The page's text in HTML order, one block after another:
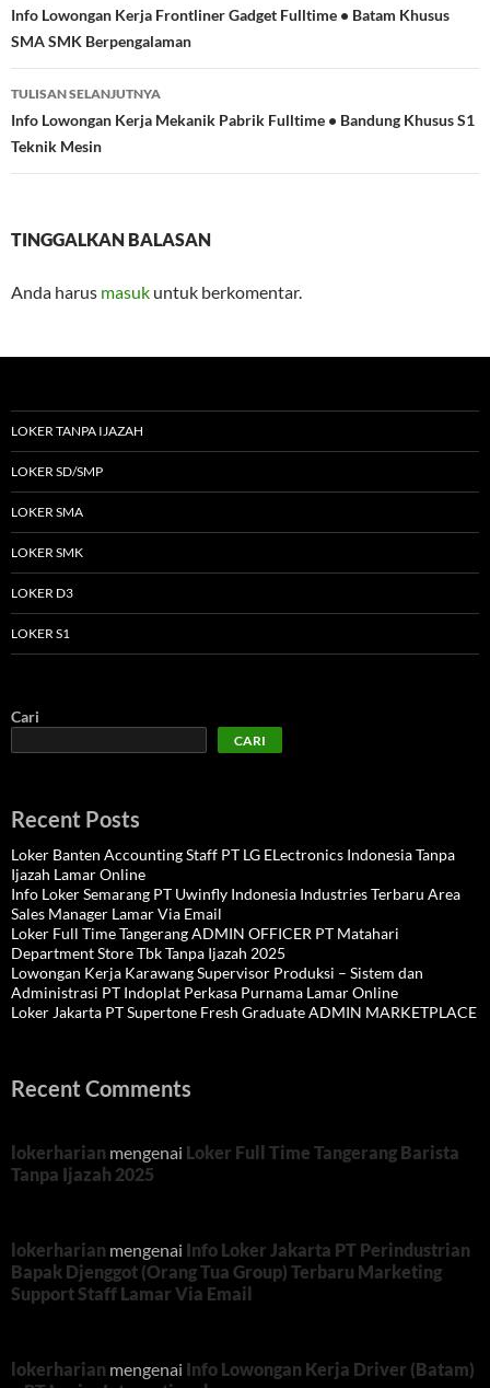
Tulisan
Info Lowongan Kerja Frontliner Gadget Fulltime • Batam Khusus
SMA SMK Berpengalaman
TULISAN SELANJUTNYA
Info Lowongan Kerja Mekanik Pabrik Fulltime • Bandung Khusus S1
Teknik Mesin
TINGGALKAN BALASAN
Anda harus masuk untuk berkomentar.
LOKER TANPA IJAZAH
LOKER SD/SMP
LOKER SMA
LOKER SMK
LOKER D3
LOKER S1
Cari
CARI
Recent Posts
Loker Banten Accounting Staff PT LG ELectronics Indonesia Tanpa
Ijazah Lamar Online
Info Loker Semarang PT Uwinfly Indonesia Industries Terbaru Area
Sales Manager Lamar Via Email
Loker Full Time Tangerang ADMIN OFFICER PT Matahari
Department Store Tbk Tanpa Ijazah 2025
Lowongan Kerja Karawang Supervisor Produksi – Sistem dan
Administrasi PT Indoplat Perkasa Purnama Lamar Online
Loker Jakarta PT Supertone Fresh Graduate ADMIN MARKETPLACE
Recent Comments
lokerharian mengenai Loker Full Time Tangerang Barista
Tanpa Ijazah 2025
lokerharian mengenai Info Loker Jakarta PT Perindustrian
Bapak Djenggot (Orang Tua Group) Terbaru Marketing
Support Staff Lamar Via Email
lokerharian mengenai Info Lowongan Kerja Driver (Batam)